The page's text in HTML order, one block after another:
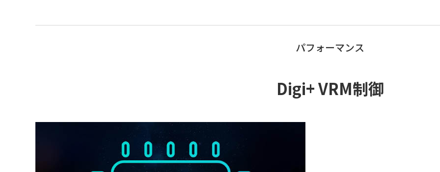
パフォーマンス
Digi+ VRM制御